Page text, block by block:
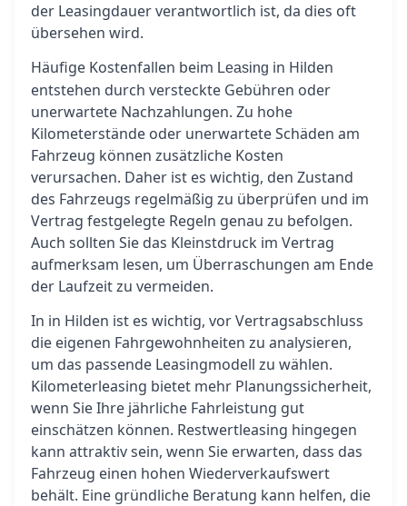
der Leasingdauer verantwortlich ist, da dies oft
übersehen wird.
Häufige Kostenfallen beim Leasing in Hilden
entstehen durch versteckte Gebühren oder
unerwartete Nachzahlungen. Zu hohe
Kilometerstände oder unerwartete Schäden am
Fahrzeug können zusätzliche Kosten
verursachen. Daher ist es wichtig, den Zustand
des Fahrzeugs regelmäßig zu überprüfen und im
Vertrag festgelegte Regeln genau zu befolgen.
Auch sollten Sie das Kleinstdruck im Vertrag
aufmerksam lesen, um Überraschungen am Ende
der Laufzeit zu vermeiden.
In in Hilden ist es wichtig, vor Vertragsabschluss
die eigenen Fahrgewohnheiten zu analysieren,
um das passende Leasingmodell zu wählen.
Kilometerleasing bietet mehr Planungssicherheit,
wenn Sie Ihre jährliche Fahrleistung gut
einschätzen können. Restwertleasing hingegen
kann attraktiv sein, wenn Sie erwarten, dass das
Fahrzeug einen hohen Wiederverkaufswert
behält. Eine gründliche Beratung kann helfen, die